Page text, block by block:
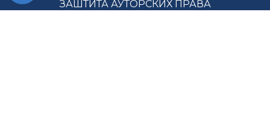
ЗАШТИТА АУТОРСКИХ ПРАВА